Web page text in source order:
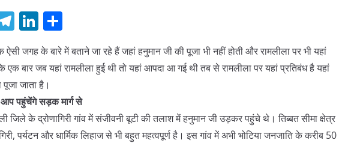
T
el
e
gr
a
m
Li
n
k
e
dI
n
h
ar
e
जगह के बारे में बताने जा रहे हैं जहां हनुमान जी की पूजा भी नहीं होती और रामलीला पर भी यहां
एक बार जब यहां रामलीला हुई थी तो यहां आपदा आ गई थी तब से रामलीला पर यहां प्रतिबंध है यहां
जाता है।
पहुंचेंगे सड़क मार्ग से
जिले के द्रोणागिरी गांव में संजीवनी बूटी की तलाश में हनुमान जी उड़कर पहुंचे थे। तिब्बत सीमा क्षेत्र
पर्यटन और धार्मिक लिहाज से भी बहुत महत्वपूर्ण है। इस गांव में अभी भोटिया जनजाति के करीब 50